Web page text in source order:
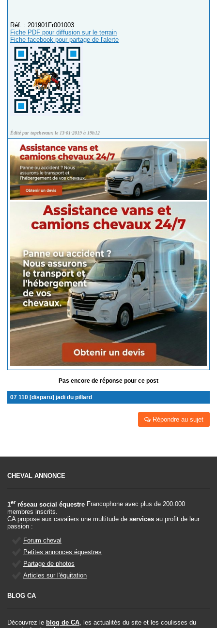
Réf. : 201901Fr001003
Fiche PDF pour diffusion sur le terrain
Fiche facebook pour partage de l'alerte
Édité par topchevaux le 13-01-2019 à 19h12
Pas encore de réponse pour ce post
07 110 [disparu] jadi du pillard
Répondre au sujet
CHEVAL ANNONCE
1er réseau social équestre Francophone avec plus de 200.000
membres inscrits.
CA propose aux cavaliers une multitude de services au profit de leur
passion :
Forum cheval
Petites annonces équestres
Partage de photos
Articles sur l'équitation
BLOG CA
Découvrez le blog de CA , les actualités du site et les coulisses du